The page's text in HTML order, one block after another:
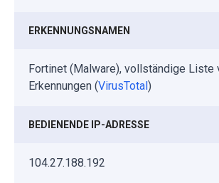
ERKENNUNGSNAMEN
Fortinet (Malware), vollständige Liste
Erkennungen (VirusTotal )
BEDIENENDE IP-ADRESSE
104.27.188.192